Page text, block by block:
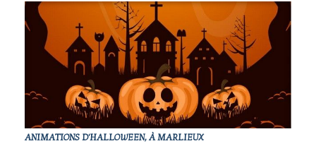
ANIMATIONS D'HALLOWEEN, À MARLIEUX